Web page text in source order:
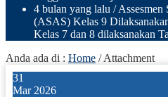
4 bulan yang lalu / Assesmen
(ASAS) Kelas 9
Kelas 7 dan 8 dilaksanakan
Anda ada di : Home / Attachment
31
Mar 2026